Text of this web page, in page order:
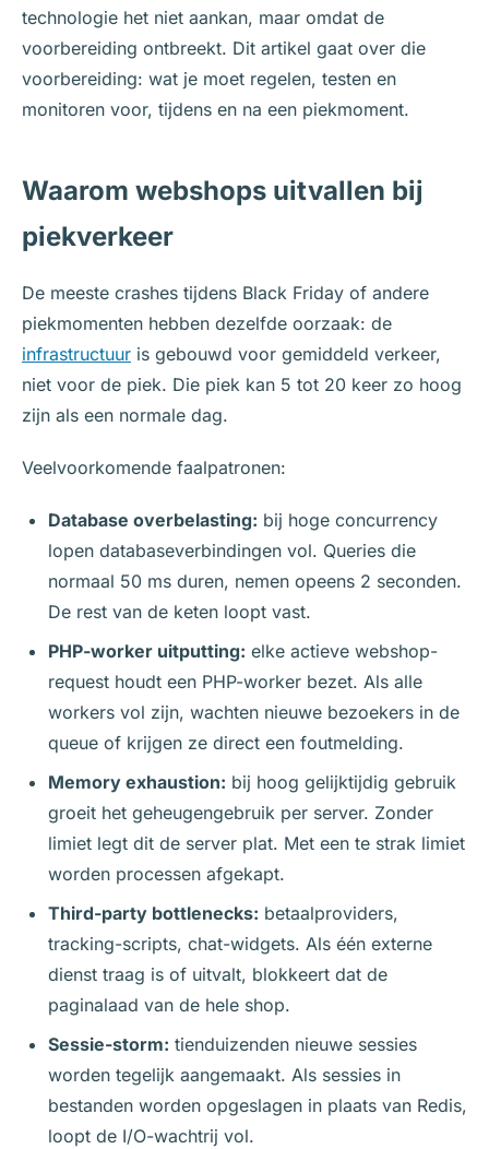
technologie het niet aankan, maar omdat de
voorbereiding ontbreekt. Dit artikel gaat over die
voorbereiding: wat je moet regelen, testen en
monitoren voor, tijdens en na een piekmoment.
Waarom webshops uitvallen bij
piekverkeer
De meeste crashes tijdens Black Friday of andere
piekmomenten hebben dezelfde oorzaak: de
infrastructuur is gebouwd voor gemiddeld verkeer,
niet voor de piek. Die piek kan 5 tot 20 keer zo hoog
zijn als een normale dag.
Veelvoorkomende faalpatronen:
Database overbelasting: bij hoge concurrency
lopen databaseverbindingen vol. Queries die
normaal 50 ms duren, nemen opeens 2 seconden.
De rest van de keten loopt vast.
PHP-worker uitputting: elke actieve webshop-
request houdt een PHP-worker bezet. Als alle
workers vol zijn, wachten nieuwe bezoekers in de
queue of krijgen ze direct een foutmelding.
Memory exhaustion: bij hoog gelijktijdig gebruik
groeit het geheugengebruik per server. Zonder
limiet legt dit de server plat. Met een te strak limiet
worden processen afgekapt.
Third-party bottlenecks: betaalproviders,
tracking-scripts, chat-widgets. Als één externe
dienst traag is of uitvalt, blokkeert dat de
paginalaad van de hele shop.
Sessie-storm: tienduizenden nieuwe sessies
worden tegelijk aangemaakt. Als sessies in
bestanden worden opgeslagen in plaats van Redis,
loopt de I/O-wachtrij vol.